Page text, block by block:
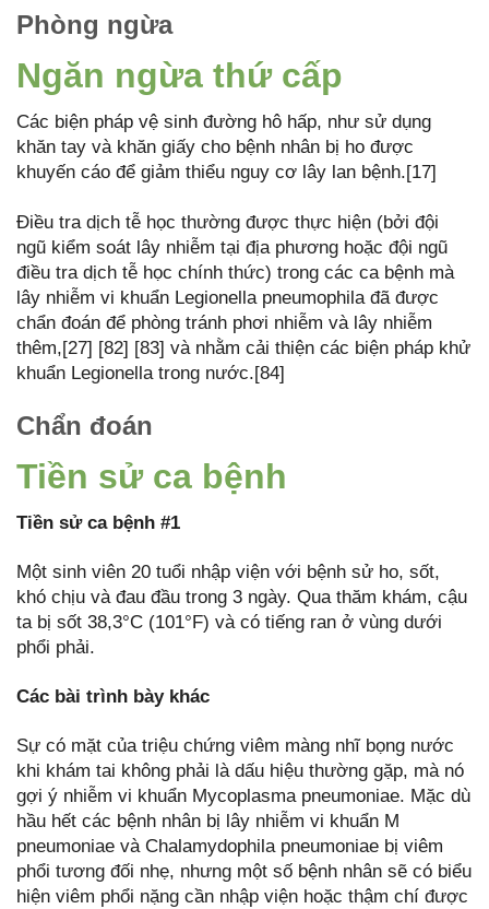
Phòng ngừa
Ngăn ngừa thứ cấp
Các biện pháp vệ sinh đường hô hấp, như sử dụng
khăn tay và khăn giấy cho bệnh nhân bị ho được
khuyến cáo để giảm thiểu nguy cơ lây lan bệnh.[17]
Điều tra dịch tễ học thường được thực hiện (bởi đội
ngũ kiểm soát lây nhiễm tại địa phương hoặc đội ngũ
điều tra dịch tễ học chính thức) trong các ca bệnh mà
lây nhiễm vi khuẩn Legionella pneumophila đã được
chẩn đoán để phòng tránh phơi nhiễm và lây nhiễm
thêm,[27] [82] [83] và nhằm cải thiện các biện pháp khử
khuẩn Legionella trong nước.[84]
Chẩn đoán
Tiền sử ca bệnh
Tiền sử ca bệnh #1
Một sinh viên 20 tuổi nhập viện với bệnh sử ho, sốt,
khó chịu và đau đầu trong 3 ngày. Qua thăm khám, cậu
ta bị sốt 38,3°C (101°F) và có tiếng ran ở vùng dưới
phổi phải.
Các bài trình bày khác
Sự có mặt của triệu chứng viêm màng nhĩ bọng nước
khi khám tai không phải là dấu hiệu thường gặp, mà nó
gợi ý nhiễm vi khuẩn Mycoplasma pneumoniae. Mặc dù
hầu hết các bệnh nhân bị lây nhiễm vi khuẩn M
pneumoniae và Chalamydophila pneumoniae bị viêm
phổi tương đối nhẹ, nhưng một số bệnh nhân sẽ có biểu
hiện viêm phổi nặng cần nhập viện hoặc thậm chí được